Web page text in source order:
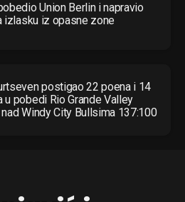
Union Berlin i napravio
izlasku iz opasne zone
postigao 22 poena i 14
u pobedi Rio Grande Valley
Windy City Bullsima 137:100